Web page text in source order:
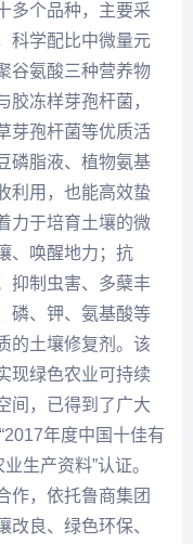
多个品种，主要采
科学配比中微量元
谷氨酸三种营养物
胶冻样芽孢杆菌，
芽孢杆菌等优质活
磷脂液、植物氨基
利用，也能高效蛰
力于培育土壤的微
、唤醒地力；抗
抑制虫害、多蘖丰
磷、钾、氨基酸等
的土壤修复剂。该
现绿色农业可持续
间，已得到了广大
年度中国十佳有
生产资料”认证。
作，依托鲁商集团
良、绿色环保、